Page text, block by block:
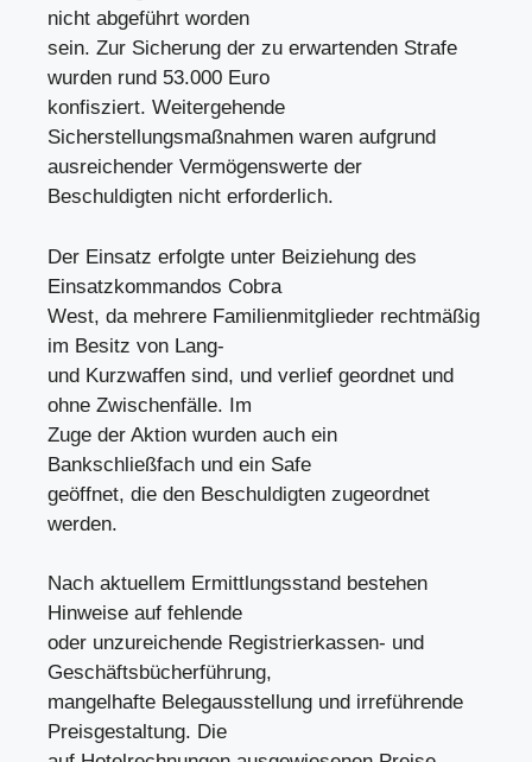
nicht abgeführt worden
sein. Zur Sicherung der zu erwartenden Strafe
wurden rund 53.000 Euro
konfisziert. Weitergehende
Sicherstellungsmaßnahmen waren aufgrund
ausreichender Vermögenswerte der
Beschuldigten nicht erforderlich.
Der Einsatz erfolgte unter Beiziehung des
Einsatzkommandos Cobra
West, da mehrere Familienmitglieder rechtmäßig
im Besitz von Lang-
und Kurzwaffen sind, und verlief geordnet und
ohne Zwischenfälle. Im
Zuge der Aktion wurden auch ein
Bankschließfach und ein Safe
geöffnet, die den Beschuldigten zugeordnet
werden.
Nach aktuellem Ermittlungsstand bestehen
Hinweise auf fehlende
oder unzureichende Registrierkassen- und
Geschäftsbücherführung,
mangelhafte Belegausstellung und irreführende
Preisgestaltung. Die